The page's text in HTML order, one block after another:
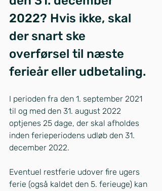
2022? Hvis ikke, skal
der snart ske
overførsel til næste
ferieår eller udbetaling.
I perioden fra den 1. september 2021
til og med den 31. august 2022
optjenes 25 dage, der skal afholdes
inden ferieperiodens udløb den 31.
december 2022.
Eventuel restferie udover fire ugers
ferie (også kaldet den 5. ferieuge) kan